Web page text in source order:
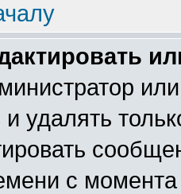
и удалять
с